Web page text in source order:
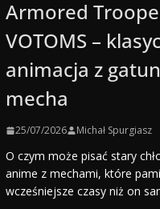
Armored
VOTOMS –
animacja z
mecha
25/07/2026 Michał Spurgiasz
O czym może pisać stary
anime z mechami, które
wcześniejsze czasy niż on